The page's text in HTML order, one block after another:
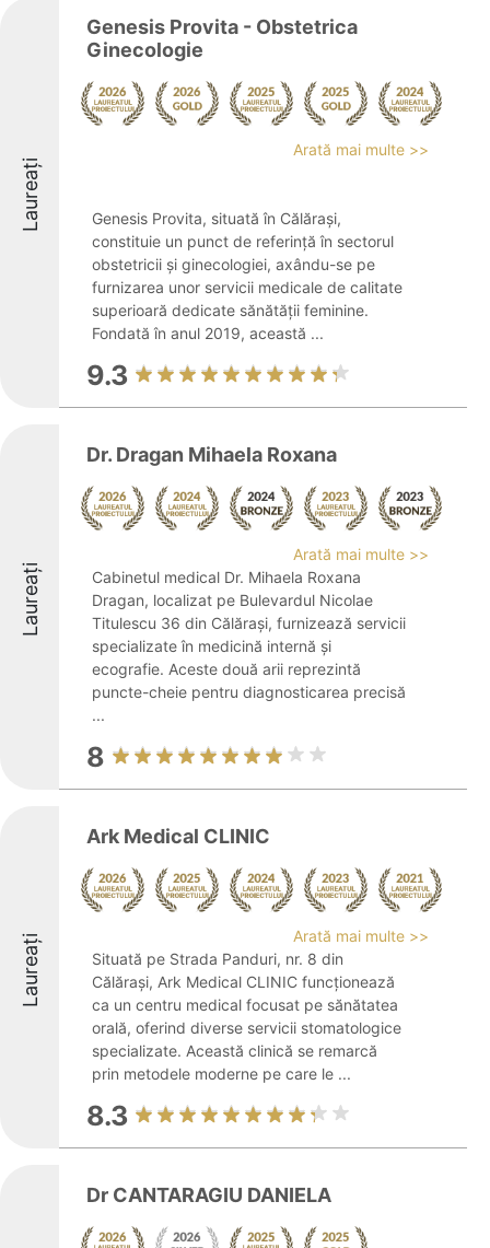
Laureați
Genesis Provita - Obstetrica
Ginecologie
Arată mai multe >>
Genesis Provita, situată în Călărași,
constituie un punct de referință în sectorul
obstetricii și ginecologiei, axându-se pe
furnizarea unor servicii medicale de calitate
superioară dedicate sănătății feminine.
Fondată în anul 2019, această ...
9.3
Laureați
Dr. Dragan Mihaela Roxana
Arată mai multe >>
Cabinetul medical Dr. Mihaela Roxana
Dragan, localizat pe Bulevardul Nicolae
Titulescu 36 din Călărași, furnizează servicii
specializate în medicină internă și
ecografie. Aceste două arii reprezintă
puncte-cheie pentru diagnosticarea precisă
...
8
Laureați
Ark Medical CLINIC
Arată mai multe >>
Situată pe Strada Panduri, nr. 8 din
Călărași, Ark Medical CLINIC funcționează
ca un centru medical focusat pe sănătatea
orală, oferind diverse servicii stomatologice
specializate. Această clinică se remarcă
prin metodele moderne pe care le ...
8.3
Dr CANTARAGIU DANIELA